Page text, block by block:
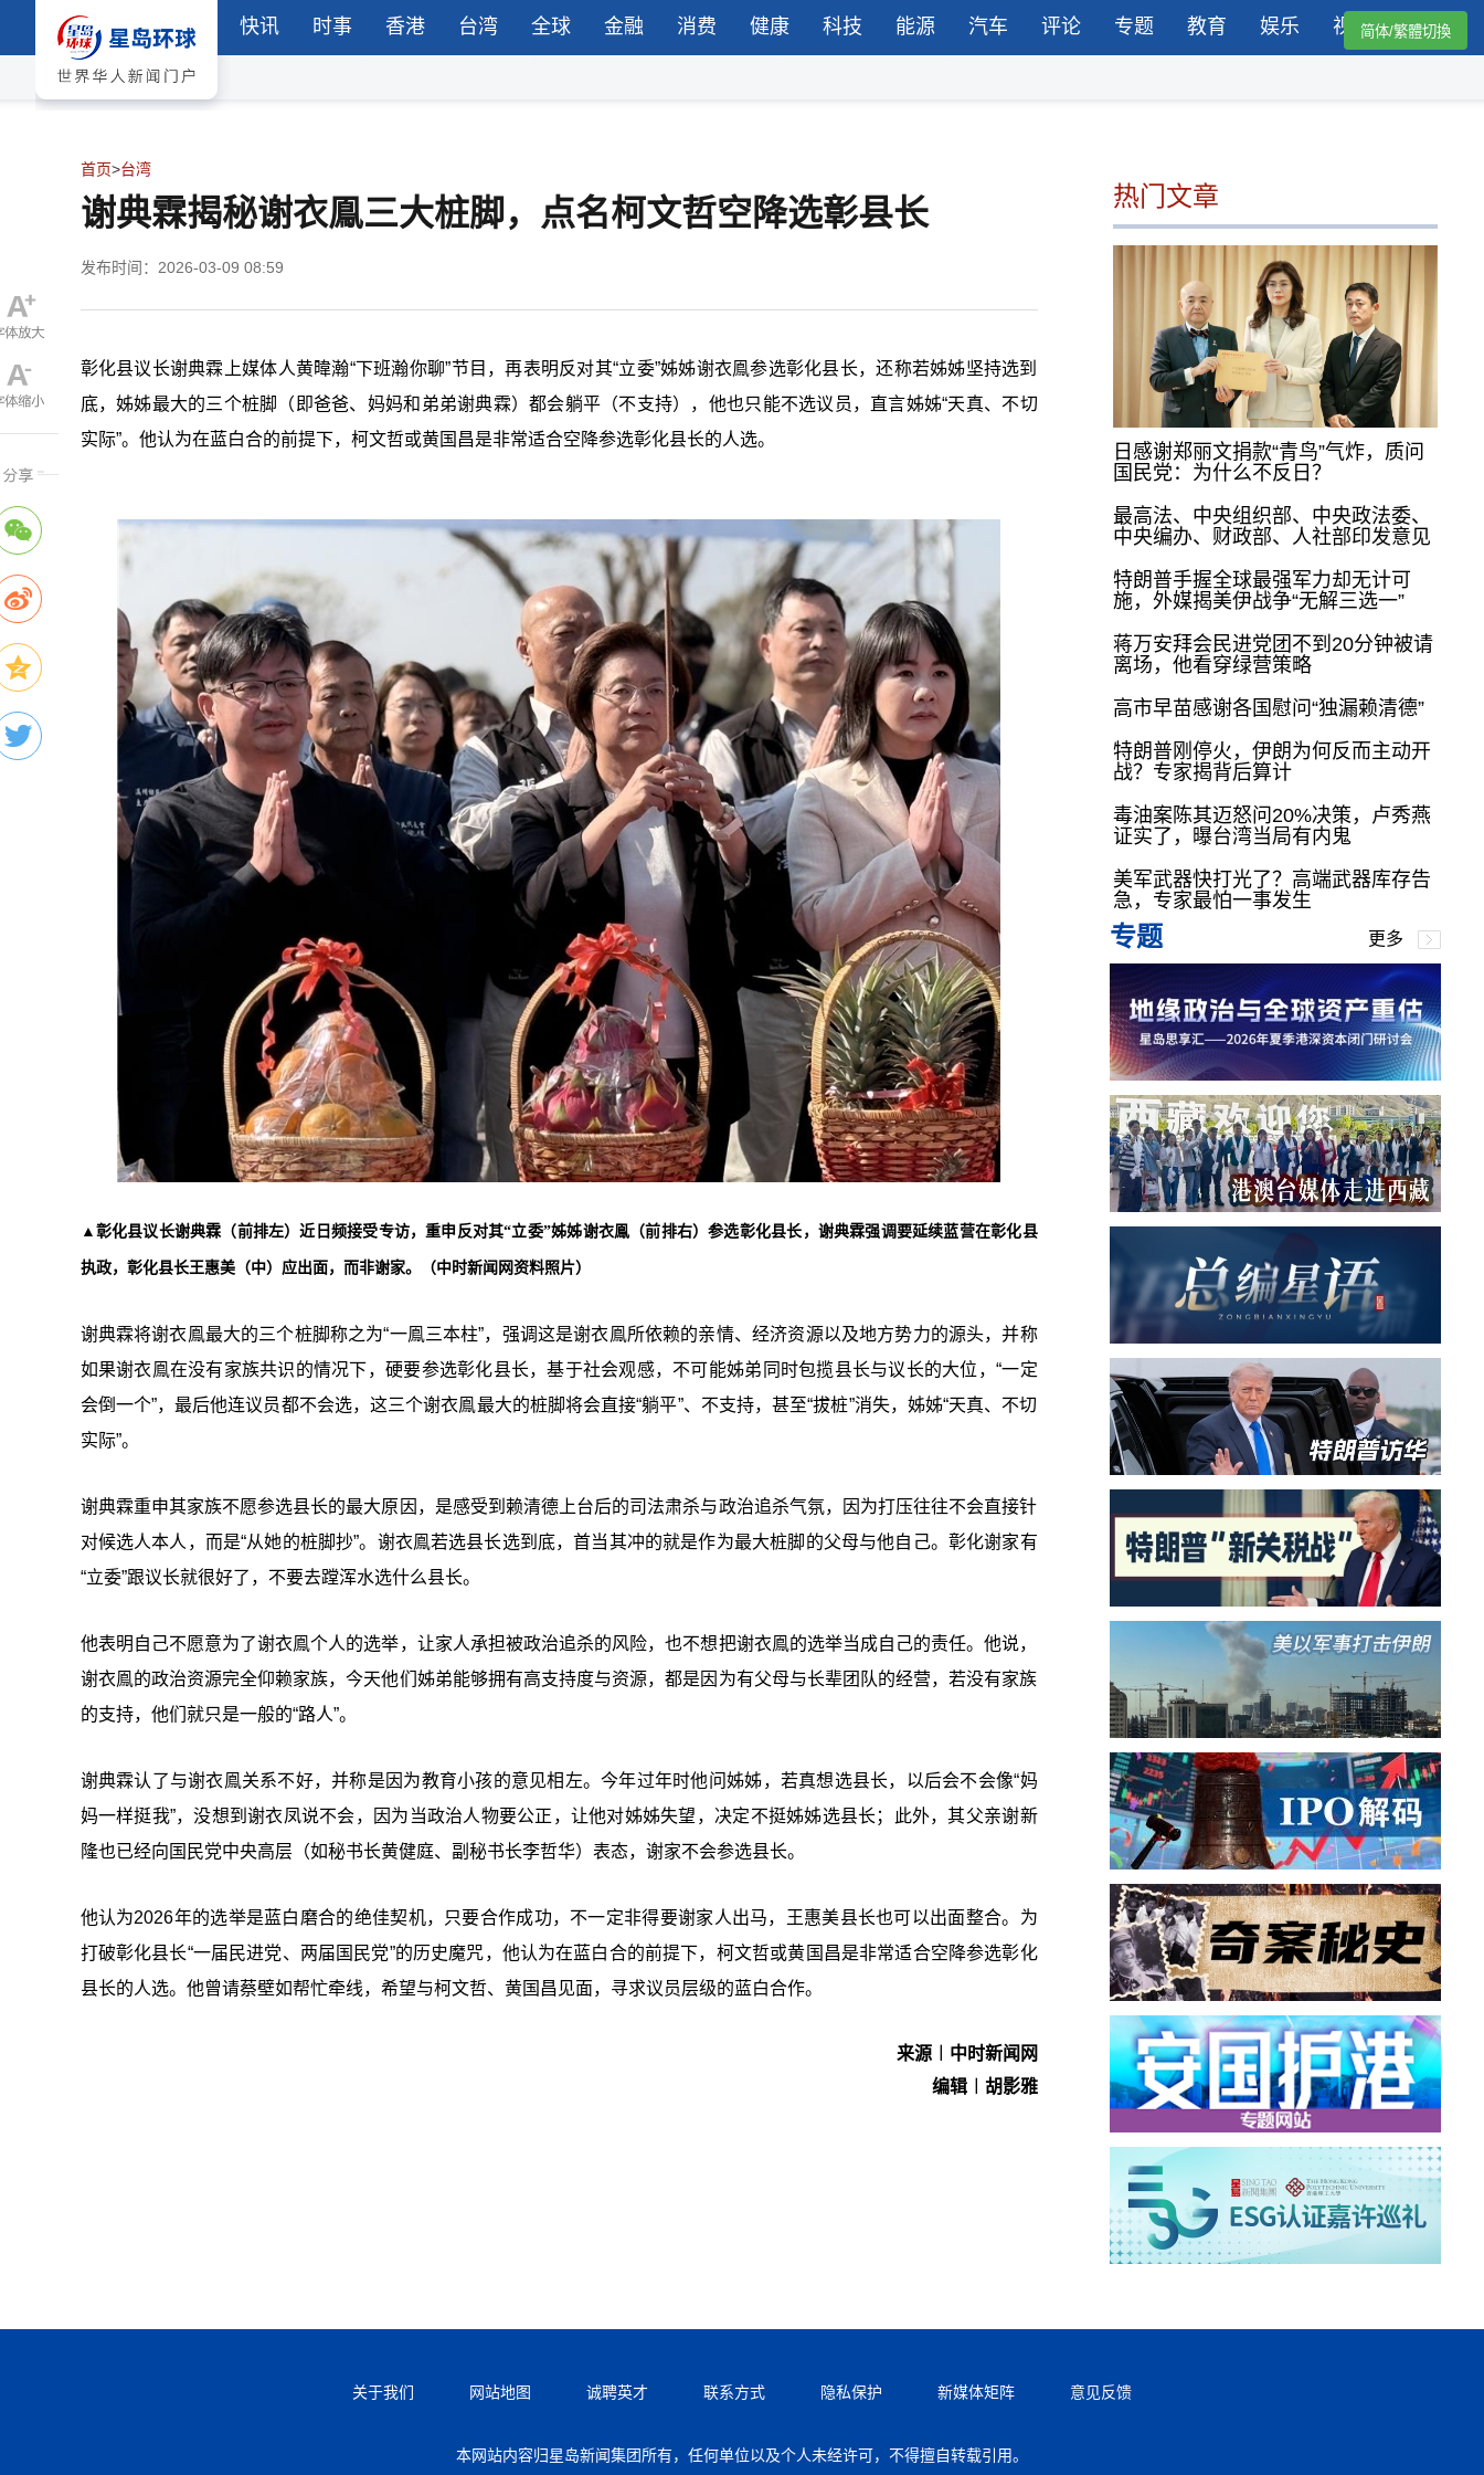
快讯 时事 香港 台湾 全球 金融 消费 健康 科技 能源 汽车 评论 专题 教育 娱乐 视频简体/繁體切換
首页>台湾
谢典霖揭秘谢衣鳯三大桩脚，点名柯文哲空降选彰县长
发布时间：2026-03-09 08:59
彰化县议长谢典霖上媒体人黄暐瀚“下班瀚你聊”节目，再表明反对其“立委”姊姊谢衣鳯参选彰化县长，还称若姊姊坚持选到
底，姊姊最大的三个桩脚（即爸爸、妈妈和弟弟谢典霖）都会躺平（不支持），他也只能不选议员，直言姊姊“天真、不切
实际”。他认为在蓝白合的前提下，柯文哲或黄国昌是非常适合空降参选彰化县长的人选。
▲彰化县议长谢典霖（前排左）近日频接受专访，重申反对其“立委”姊姊谢衣鳯（前排右）参选彰化县长，谢典霖强调要延续蓝营在彰化县
执政，彰化县长王惠美（中）应出面，而非谢家。（中时新闻网资料照片）
谢典霖将谢衣鳯最大的三个桩脚称之为“一鳯三本柱”，强调这是谢衣鳯所依赖的亲情、经济资源以及地方势力的源头，并称
如果谢衣鳯在没有家族共识的情况下，硬要参选彰化县长，基于社会观感，不可能姊弟同时包揽县长与议长的大位，“一定
会倒一个”，最后他连议员都不会选，这三个谢衣鳯最大的桩脚将会直接“躺平”、不支持，甚至“拔桩”消失，姊姊“天真、不切
实际”。
谢典霖重申其家族不愿参选县长的最大原因，是感受到赖清德上台后的司法肃杀与政治追杀气氛，因为打压往往不会直接针
对候选人本人，而是“从她的桩脚抄”。谢衣鳯若选县长选到底，首当其冲的就是作为最大桩脚的父母与他自己。彰化谢家有
“立委”跟议长就很好了，不要去蹚浑水选什么县长。
他表明自己不愿意为了谢衣鳯个人的选举，让家人承担被政治追杀的风险，也不想把谢衣鳯的选举当成自己的责任。他说，
谢衣鳯的政治资源完全仰赖家族，今天他们姊弟能够拥有高支持度与资源，都是因为有父母与长辈团队的经营，若没有家族
的支持，他们就只是一般的“路人”。
谢典霖认了与谢衣鳯关系不好，并称是因为教育小孩的意见相左。今年过年时他问姊姊，若真想选县长，以后会不会像“妈
妈一样挺我”，没想到谢衣凤说不会，因为当政治人物要公正，让他对姊姊失望，决定不挺姊姊选县长；此外，其父亲谢新
隆也已经向国民党中央高层（如秘书长黄健庭、副秘书长李哲华）表态，谢家不会参选县长。
他认为2026年的选举是蓝白磨合的绝佳契机，只要合作成功，不一定非得要谢家人出马，王惠美县长也可以出面整合。为
打破彰化县长“一届民进党、两届国民党”的历史魔咒，他认为在蓝白合的前提下，柯文哲或黄国昌是非常适合空降参选彰化
县长的人选。他曾请蔡壁如帮忙牵线，希望与柯文哲、黄国昌见面，寻求议员层级的蓝白合作。
来源︱中时新闻网
编辑︱胡影雅
热门文章
日感谢郑丽文捐款“青鸟”气炸，质问
国民党：为什么不反日？
最高法、中央组织部、中央政法委、
中央编办、财政部、人社部印发意见
特朗普手握全球最强军力却无计可
施，外媒揭美伊战争“无解三选一”
蒋万安拜会民进党团不到20分钟被请
离场，他看穿绿营策略
高市早苗感谢各国慰问“独漏赖清德”
特朗普刚停火，伊朗为何反而主动开
战？专家揭背后算计
毒油案陈其迈怒问20%决策，卢秀燕
证实了，曝台湾当局有内鬼
美军武器快打光了？高端武器库存告
急，专家最怕一事发生
专题 更多
关于我们 网站地图 诚聘英才 联系方式 隐私保护 新媒体矩阵 意见反馈
本网站内容归星岛新闻集团所有，任何单位以及个人未经许可，不得擅自转载引用。